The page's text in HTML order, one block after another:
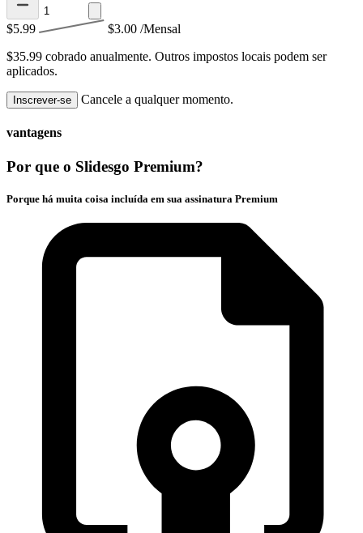
$5.99 $3.00 /Mensal
$35.99 cobrado anualmente. Outros impostos locais podem ser
aplicados.
Inscrever-se Cancele a qualquer momento.
vantagens
Por que o Slidesgo Premium?
Porque há muita coisa incluída em sua assinatura Premium